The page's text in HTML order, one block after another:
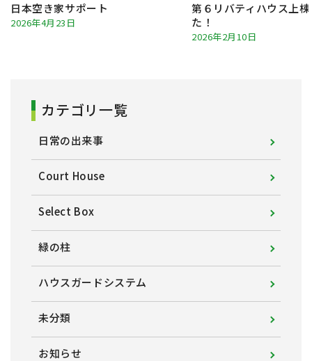
日本空き家サポート
2026年4月23日
第６リバティハウス上
た！
2026年2月10日
カテゴリ一覧
日常の出来事
Court House
Select Box
緑の柱
ハウスガードシステム
未分類
お知らせ